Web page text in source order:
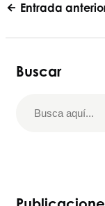
Entrada
Buscar